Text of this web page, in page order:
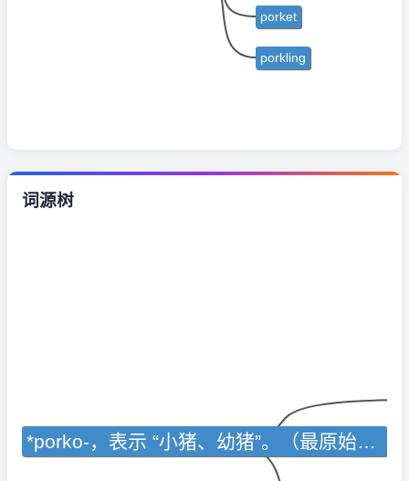
porket
porkling
词源树